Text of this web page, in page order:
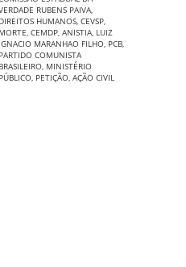
RUBENS PAIVA,
DIREITOS HUMANOS, CEVSP,
MORTE, CEMDP, ANISTIA, LUIZ
IGNACIO MARANHAO FILHO, PCB,
PARTIDO COMUNISTA
BRASILEIRO, MINISTÉRIO
PÚBLICO, PETIÇÃO, AÇÃO CIVIL